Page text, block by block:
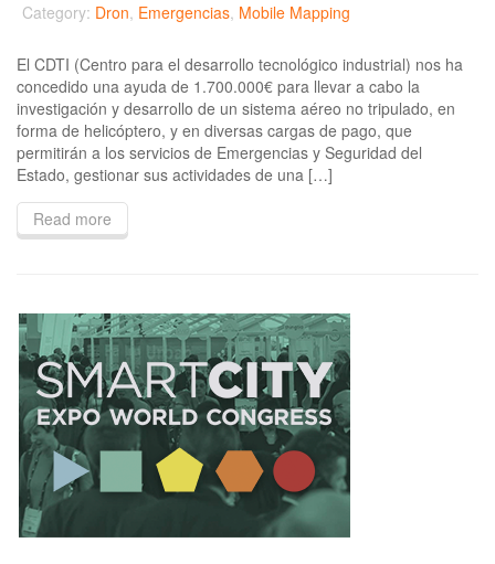
Category: Dron, Emergencias, Mobile Mapping
El CDTI (Centro para el desarrollo tecnológico industrial) nos ha
concedido una ayuda de 1.700.000€ para llevar a cabo la
investigación y desarrollo de un sistema aéreo no tripulado, en
forma de helicóptero, y en diversas cargas de pago, que
permitirán a los servicios de Emergencias y Seguridad del
Estado, gestionar sus actividades de una […]
Read more